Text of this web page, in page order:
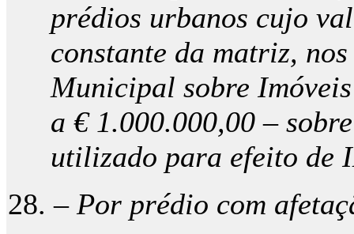
prédios urbanos cujo
constante da matriz,
Municipal sobre
a € 1.000.000,00 –
utilizado para efeito de
– Por prédio com